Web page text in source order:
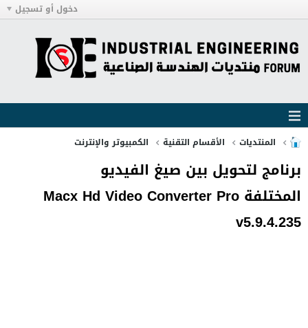
دخول أو تسجيل
المنتديات الأقسام التقنية الكمبيوتر والإنترنت
برنامج لتحويل بين صيغ الفيديو
المختلفة Macx Hd Video Converter Pro
v5.9.4.235